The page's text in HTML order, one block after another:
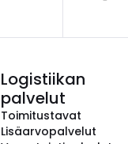
Logistiikan
palvelut
Toimitustavat
Lisäarvopalvelut